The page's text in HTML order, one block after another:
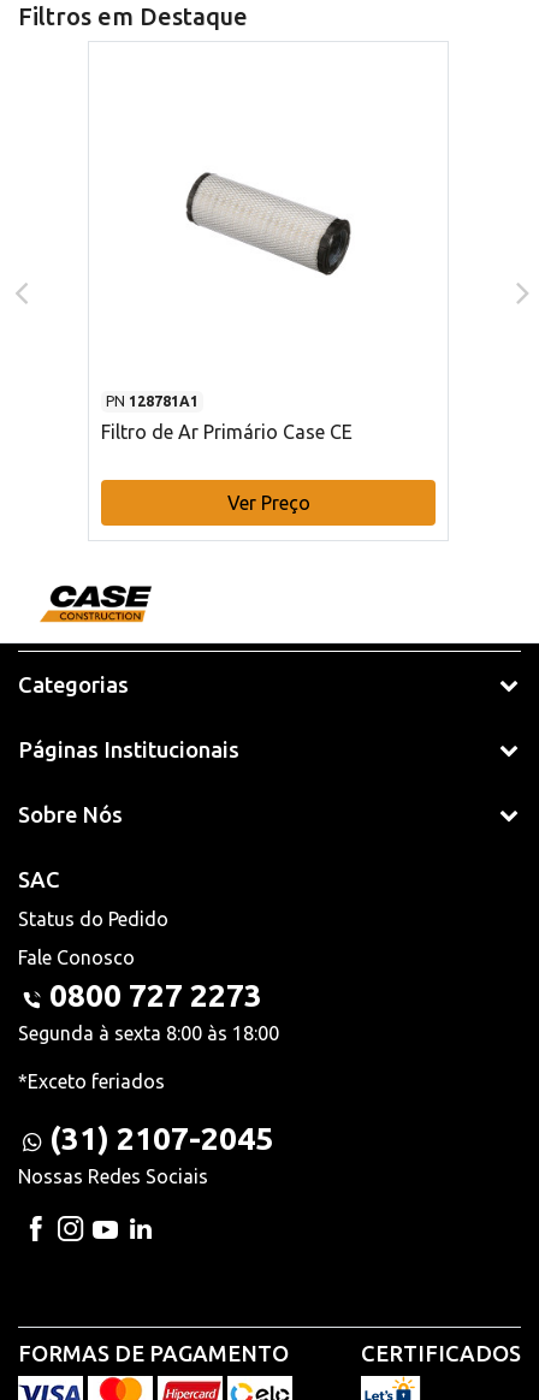
Filtros em Destaque
PN 128781A1
Filtro de Ar Primário Case CE
Ver Preço
Categorias
Páginas Institucionais
Sobre Nós
SAC
Status do Pedido
Fale Conosco
0800 727 2273
Segunda à sexta 8:00 às 18:00
*Exceto feriados
(31) 2107-2045
Nossas Redes Sociais
FORMAS DE PAGAMENTO CERTIFICADOS